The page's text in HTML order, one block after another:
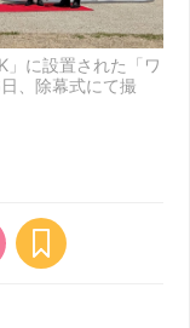
」に設置された「ワ
、除幕式にて撮